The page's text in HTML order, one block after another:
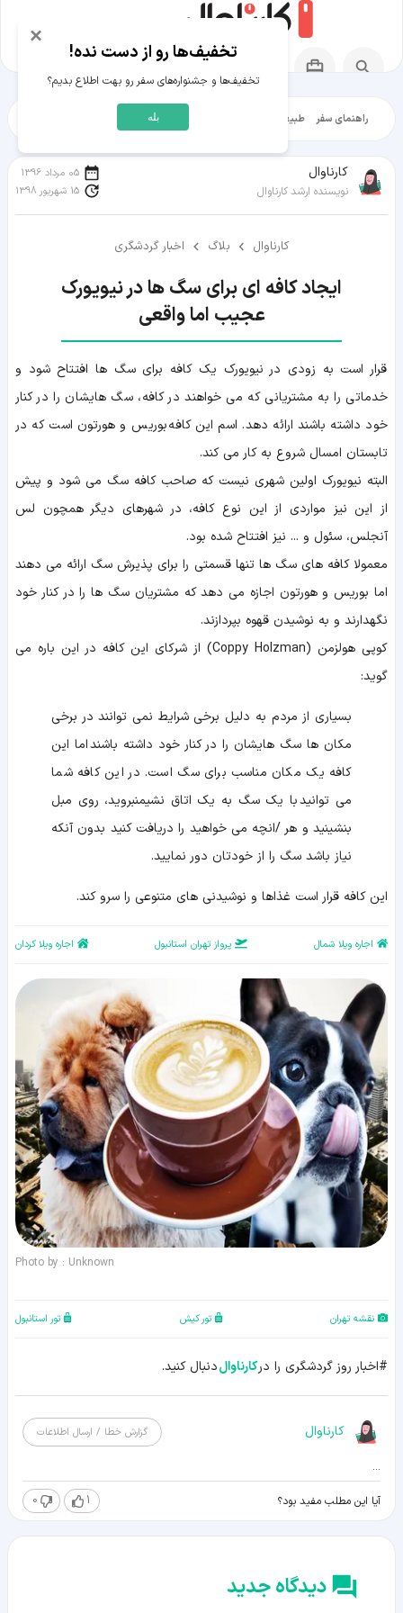
راهنمای سفر طبیعت‌گردی شهرگردی
کارناوال
نویسنده ارشد کارناوال
05 مرداد 1396
15 شهریور 1398
کارناوال بلاگ اخبار گردشگری
عجیب اما واقعی
قرار است به زودی در نیویورک یک کافه برای سگ ها افتتاح شود و
خدماتی را به مشتریانی که می خواهند در کافه، سگ هایشان را در کنار
خود داشته باشند ارائه دهد. اسم این کافه بوریس و هورتون است که در
تابستان امسال شروع به کار می کند.
البته نیویورک اولین شهری نیست که صاحب کافه سگ می شود و پیش
از این نیز مواردی از این نوع کافه، در شهرهای دیگر همچون لس
آنجلس، سئول و ... نیز افتتاح شده بود.
معمولا کافه های سگ ها تنها قسمتی را برای پذیرش سگ ارائه می دهند
اما بوریس و هورتون اجازه می دهد که مشتریان سگ ها را در کنار خود
نگهدارند و به نوشیدن قهوه بپردازند.
کوپی هولزمن (Coppy Holzman) از شرکای این کافه در این باره می
گوید:
بسیاری از مردم به دلیل برخی شرایط نمی توانند در برخی
مکان ها سگ هایشان را در کنار خود داشته باشند اما این
کافه یک مکان مناسب برای سگ است. در این کافه شما
می توانید با یک سگ به یک اتاق نشیمنبروید، روی مبل
بنشینید و هر /انچه می خواهید را دریافت کنید بدون آنکه
نیاز باشد سگ را از خودتان دور نمایید.
این کافه قرار است غذاها و نوشیدنی های متنوعی را سرو کند.
اجاره ویلا شمال پرواز تهران استانبول اجاره ویلا کردان
Photo by : Unknown
نقشه تهران تور کیش تور استانبول
#اخبار روز گردشگری را درکارناوالدنبال کنید.
کارناوال گزارش خطا / ارسال اطلاعات
...
آیا این مطلب مفید بود؟ 1
0
دیدگاه جدید
×
تخفیف‌ها رو از دست نده!
تخفیف‌ها و جشنواره‌های سفر رو بهت اطلاع بدیم؟
بله